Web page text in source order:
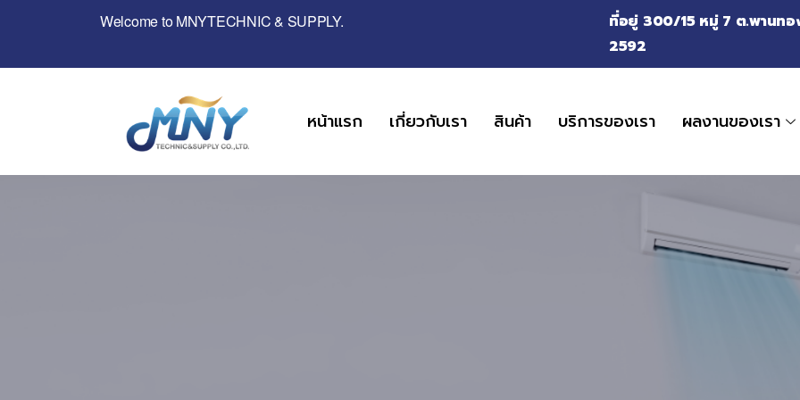
Welcome to MNYTECHNIC & SUPPLY.
ที่อยู่ 300/15 หมู่ 7 ต.พานท
2592
หน้าแรก เกี่ยวกับเรา สินค้า บริการของเรา ผลงานของเรา